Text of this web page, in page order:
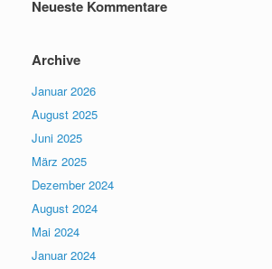
Neueste Kommentare
Archive
Januar 2026
August 2025
Juni 2025
März 2025
Dezember 2024
August 2024
Mai 2024
Januar 2024